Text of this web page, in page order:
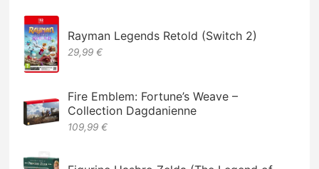
Rayman Legends Retold (Switch 2)
29,99 €
Fire Emblem: Fortune’s Weave –
Collection Dagdanienne
109,99 €